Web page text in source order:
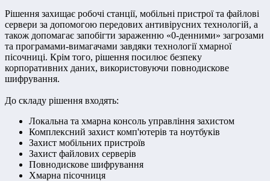
Рішення захищає робочі станції, мобільні пристрої та файлові
сервери за допомогою передових антивірусних технологій, а
також допомагає запобігти зараженню «0-денними» загрозами
та програмами-вимагачами завдяки технології хмарної
пісочниці. Крім того, рішення посилює безпеку
корпоративних даних, використовуючи повнодискове
шифрування.
До складу рішення входять:
Локальна та хмарна консоль управління захистом
Комплексний захист комп'ютерів та ноутбуків
Захист мобільних пристроїв
Захист файлових серверів
Повнодискове шифрування
Хмарна пісочниця